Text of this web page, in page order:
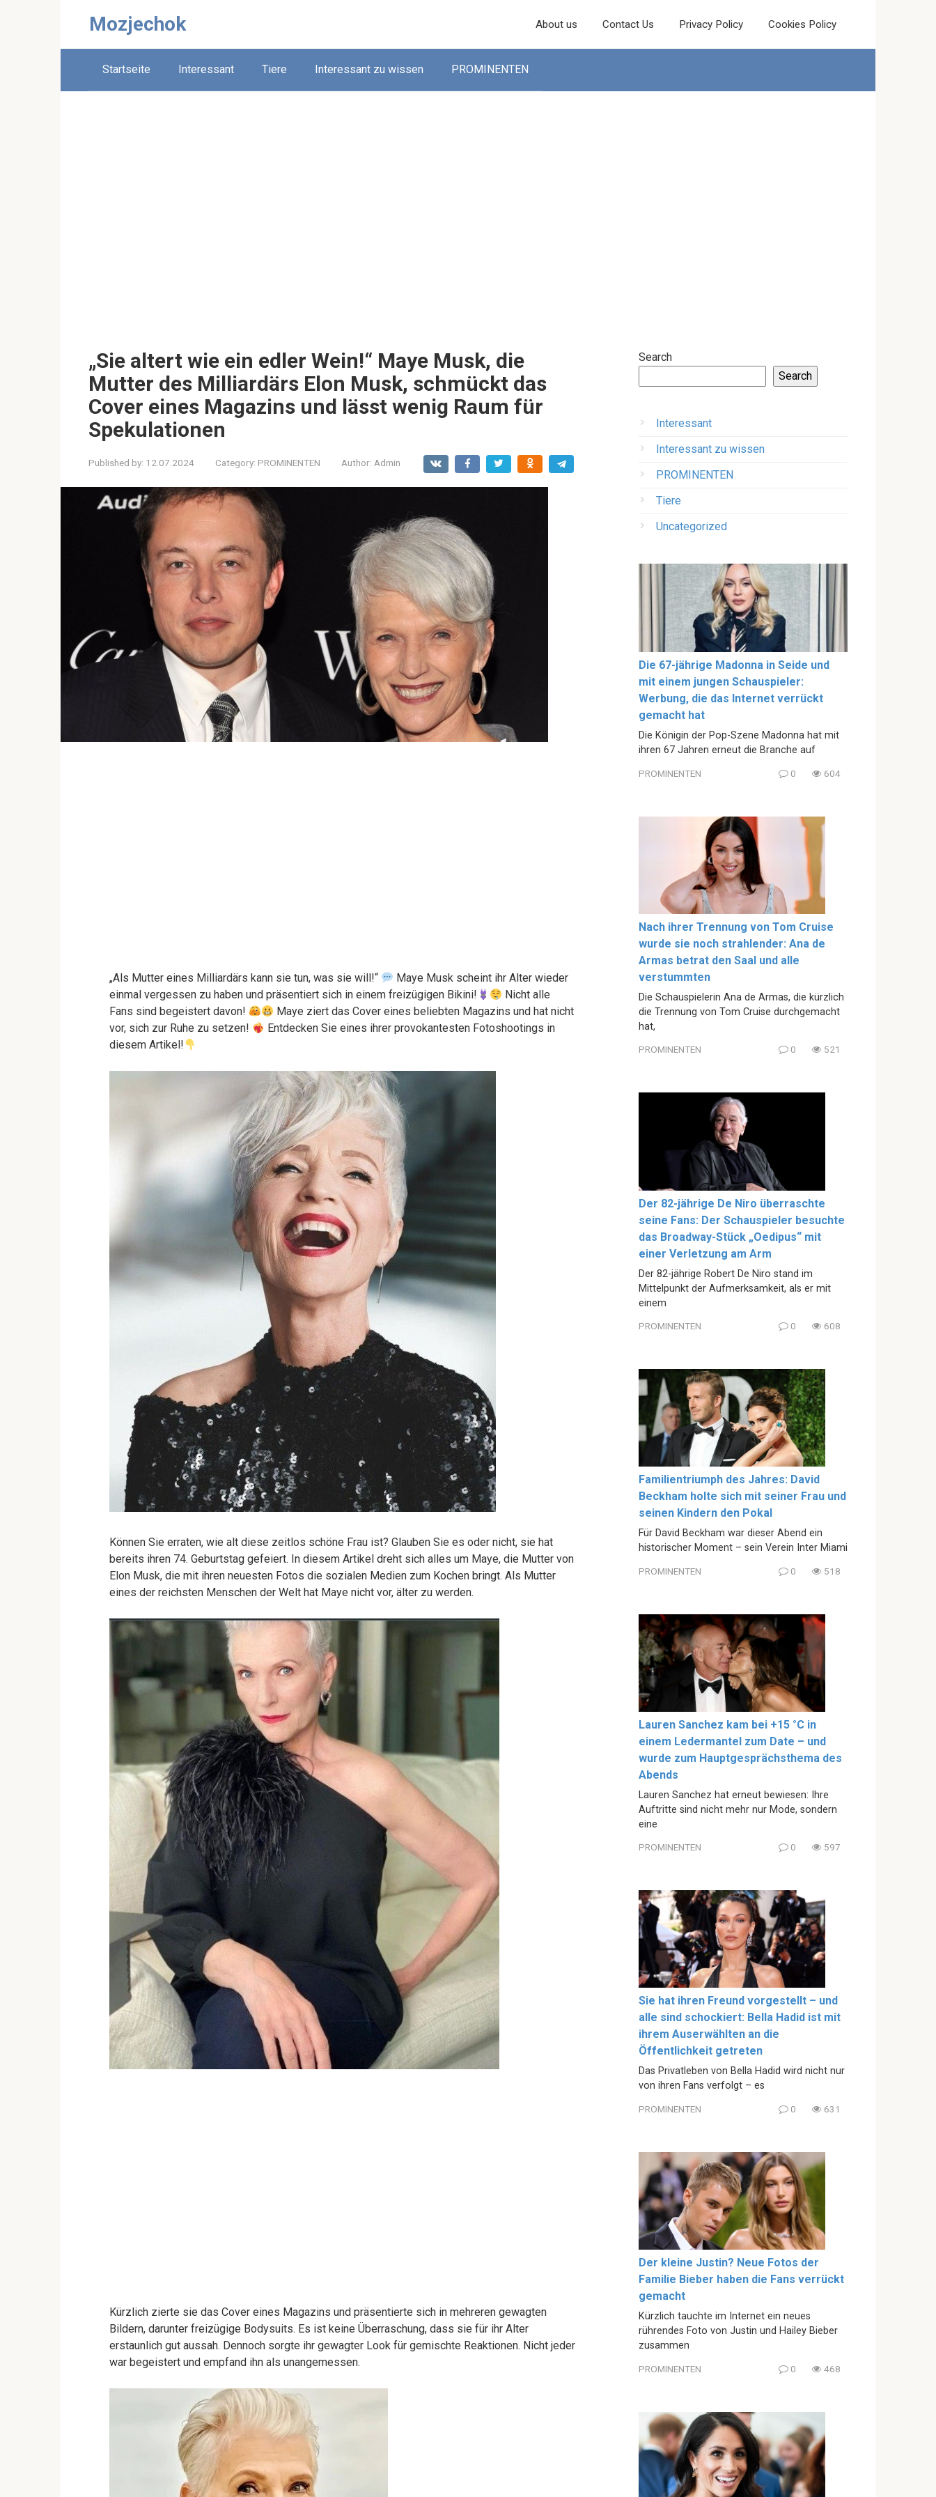
Mozjechok About us Contact Us Privacy Policy Cookies Policy
Startseite Interessant Tiere Interessant zu wissen PROMINENTEN
„Sie altert wie ein edler Wein!“ Maye Musk, die
Mutter des Milliardärs Elon Musk, schmückt das
Cover eines Magazins und lässt wenig Raum für
Spekulationen
Published by: 12.07.2024 Category: PROMINENTEN Author: Admin
„Als Mutter eines Milliardärs kann sie tun, was sie will!“
Maye Musk scheint ihr Alter wieder
einmal vergessen zu haben und präsentiert sich in einem freizügigen Bikini!
Nicht alle
Fans sind begeistert davon!
Maye ziert das Cover eines beliebten Magazins und hat nicht
vor, sich zur Ruhe zu setzen!
Entdecken Sie eines ihrer provokantesten Fotoshootings in
diesem Artikel!
Können Sie erraten, wie alt diese zeitlos schöne Frau ist? Glauben Sie es oder nicht, sie hat
bereits ihren 74. Geburtstag gefeiert. In diesem Artikel dreht sich alles um Maye, die Mutter von
Elon Musk, die mit ihren neuesten Fotos die sozialen Medien zum Kochen bringt. Als Mutter
eines der reichsten Menschen der Welt hat Maye nicht vor, älter zu werden.
Kürzlich zierte sie das Cover eines Magazins und präsentierte sich in mehreren gewagten
Bildern, darunter freizügige Bodysuits. Es ist keine Überraschung, dass sie für ihr Alter
erstaunlich gut aussah. Dennoch sorgte ihr gewagter Look für gemischte Reaktionen. Nicht jeder
war begeistert und empfand ihn als unangemessen.
Search
Search
Interessant
Interessant zu wissen
PROMINENTEN
Tiere
Uncategorized
Die 67-jährige Madonna in Seide und
mit einem jungen Schauspieler:
Werbung, die das Internet verrückt
gemacht hat
Die Königin der Pop-Szene Madonna hat mit
ihren 67 Jahren erneut die Branche auf
PROMINENTEN 0 604
Nach ihrer Trennung von Tom Cruise
wurde sie noch strahlender: Ana de
Armas betrat den Saal und alle
verstummten
Die Schauspielerin Ana de Armas, die kürzlich
die Trennung von Tom Cruise durchgemacht
hat,
PROMINENTEN 0 521
Der 82-jährige De Niro überraschte
seine Fans: Der Schauspieler besuchte
das Broadway-Stück „Oedipus“ mit
einer Verletzung am Arm
Der 82-jährige Robert De Niro stand im
Mittelpunkt der Aufmerksamkeit, als er mit
einem
PROMINENTEN 0 608
Familientriumph des Jahres: David
Beckham holte sich mit seiner Frau und
seinen Kindern den Pokal
Für David Beckham war dieser Abend ein
historischer Moment – sein Verein Inter Miami
PROMINENTEN 0 518
Lauren Sanchez kam bei +15 °C in
einem Ledermantel zum Date – und
wurde zum Hauptgesprächsthema des
Abends
Lauren Sanchez hat erneut bewiesen: Ihre
Auftritte sind nicht mehr nur Mode, sondern
eine
PROMINENTEN 0 597
Sie hat ihren Freund vorgestellt – und
alle sind schockiert: Bella Hadid ist mit
ihrem Auserwählten an die
Öffentlichkeit getreten
Das Privatleben von Bella Hadid wird nicht nur
von ihren Fans verfolgt – es
PROMINENTEN 0 631
Der kleine Justin? Neue Fotos der
Familie Bieber haben die Fans verrückt
gemacht
Kürzlich tauchte im Internet ein neues
rührendes Foto von Justin und Hailey Bieber
zusammen
PROMINENTEN 0 468